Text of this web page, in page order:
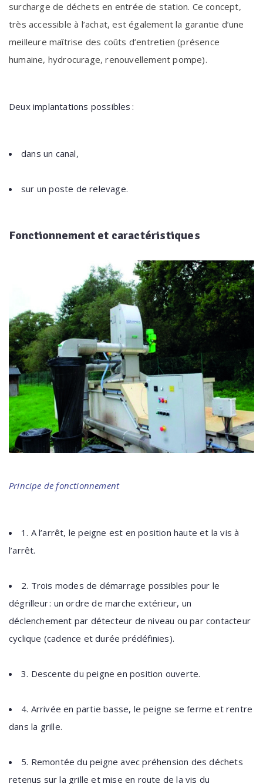
surcharge de déchets en entrée de station. Ce concept,
très accessible à l’achat, est également la garantie d’une
meilleure maîtrise des coûts d’entretien(présence
humaine, hydrocurage, renouvellement pompe).
Deux implantations possibles :
dans un canal,
sur un poste de relevage.
Fonctionnement et caractéristiques
Principe de fonctionnement
1. A l’arrêt, le peigne est en position haute et la vis à
l’arrêt.
2. Trois modes de démarrage possibles pour le
dégrilleur : un ordre de marche extérieur, un
déclenchement par détecteur de niveau ou par contacteur
cyclique (cadence et durée prédéfinies).
3. Descente du peigne en position ouverte.
4. Arrivée en partie basse, le peigne se ferme et rentre
dans la grille.
5. Remontée du peigne avec préhension des déchets
retenus sur la grille et mise en route de la vis du